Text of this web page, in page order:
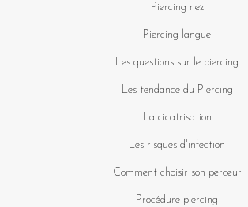
Piercing nez
Piercing langue
Les questions sur le piercing
Les tendance du Piercing
La cicatrisation
Les risques d'infection
Comment choisir son perceur
Procédure piercing